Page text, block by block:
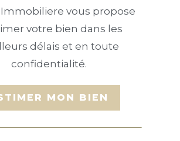
Immobiliere vous propose
votre bien dans les
délais et en toute
confidentialité.